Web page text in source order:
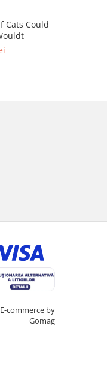
Cats Could
commerce by
Gomag